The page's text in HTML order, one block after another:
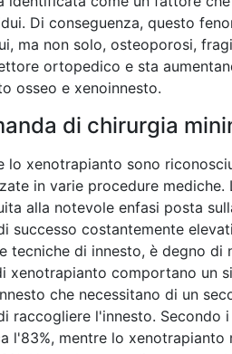
Di conseguenza, questo
ma non solo, osteoporosi,
ortopedico e sta
osseo e xenoinnesto.
di chirurgia
lo xenotrapianto sono
in varie procedure
alla notevole enfasi posta
successo costantemente
tecniche di innesto, è degno di
xenotrapianto comportano un
che necessitano di un
raccogliere l'innesto.
l'83%, mentre lo xenotrapianto